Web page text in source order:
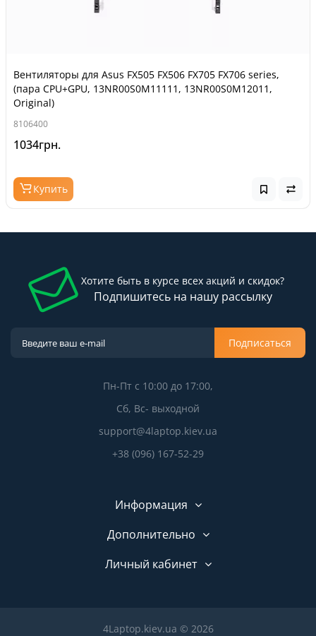
Вентиляторы для Asus FX505 FX506 FX705 FX706 series,
(пара CPU+GPU, 13NR00S0M11111, 13NR00S0M12011,
Original)
8106400
1034грн.
Купить
Хотите быть в курсе всех акций и скидок?
Подпишитесь на нашу рассылку
Подписаться
Пн-Пт с 10:00 до 17:00,
Сб, Вс- выходной
support@4laptop.kiev.ua
+38 (096) 167-52-29
Информация
Дополнительно
Личный кабинет
4Laptop.kiev.ua © 2026